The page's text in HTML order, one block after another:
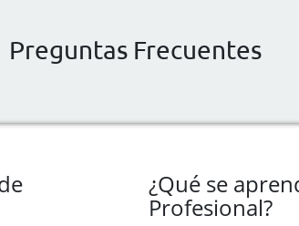
Preguntas Frecuentes
¿Qué se
Profesional?